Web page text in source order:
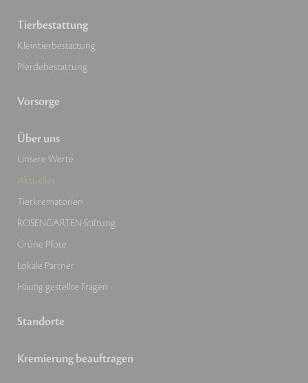
Tierbestattung
Kleintierbestattung
Pferdebestattung
Vorsorge
Über uns
Unsere Werte
Aktuelles
Tierkrematorien
ROSENGARTEN-Stiftung
Grüne Pfote
Lokale Partner
Häufig gestellte Fragen
Standorte
Kremierung beauftragen